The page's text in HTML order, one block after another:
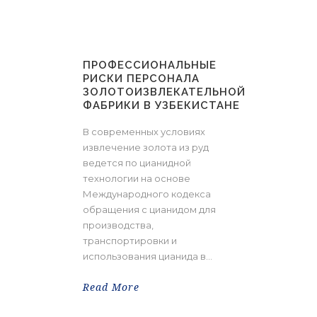
ПРОФЕССИОНАЛЬНЫЕ
РИСКИ ПЕРСОНАЛА
ЗОЛОТОИЗВЛЕКАТЕЛЬНОЙ
ФАБРИКИ В УЗБЕКИСТАНЕ
В современных условиях
извлечение золота из руд
ведется по цианидной
технологии на основе
Международного кодекса
обращения с цианидом для
производства,
транспортировки и
использования цианида в...
Read More